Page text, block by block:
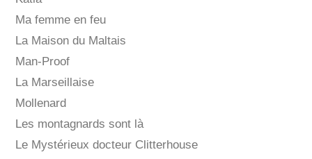
Ma femme en feu
La Maison du Maltais
Man-Proof
La Marseillaise
Mollenard
Les montagnards sont là
Le Mystérieux docteur Clitterhouse